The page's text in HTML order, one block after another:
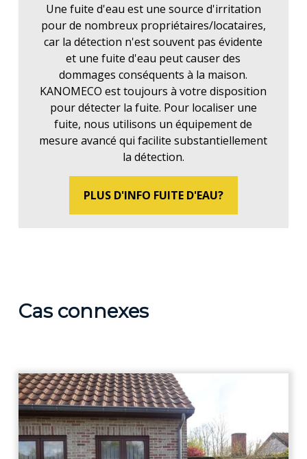
Une fuite d'eau est une source d'irritation
pour de nombreux propriétaires/locataires,
car la détection n'est souvent pas évidente
et une fuite d'eau peut causer des
dommages conséquents à la maison.
KANOMECO est toujours à votre disposition
pour détecter la fuite. Pour localiser une
fuite, nous utilisons un équipement de
mesure avancé qui facilite substantiellement
la détection.
PLUS D'INFO FUITE D'EAU?
Cas connexes